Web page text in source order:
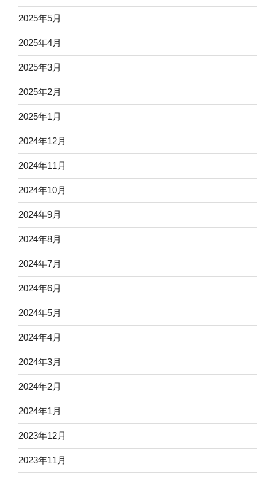
2025年5月
2025年4月
2025年3月
2025年2月
2025年1月
2024年12月
2024年11月
2024年10月
2024年9月
2024年8月
2024年7月
2024年6月
2024年5月
2024年4月
2024年3月
2024年2月
2024年1月
2023年12月
2023年11月